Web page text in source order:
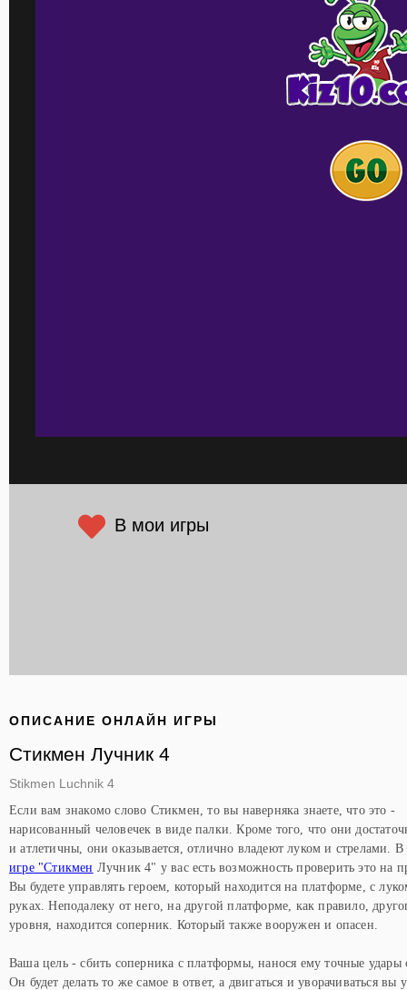
В мои игры
ОПИСАНИЕ ОНЛАЙН ИГРЫ
Стикмен Лучник 4
Stikmen Luchnik 4
Если вам знакомо слово Стикмен, то вы наверняка знаете, что это -
нарисованный человечек в виде палки. Кроме того, что они
и атлетичны, они оказывается, отлично владеют луком и стрелами.
игре "Стикмен Лучник 4" у вас есть возможность проверить это на
Вы будете управлять героем, который находится на платформе, с
руках. Неподалеку от него, на другой платформе, как правило,
уровня, находится соперник. Который также вооружен и опасен.
Ваша цель - сбить соперника с платформы, нанося ему точные удары
Он будет делать то же самое в ответ, а двигаться и уворачиваться вы